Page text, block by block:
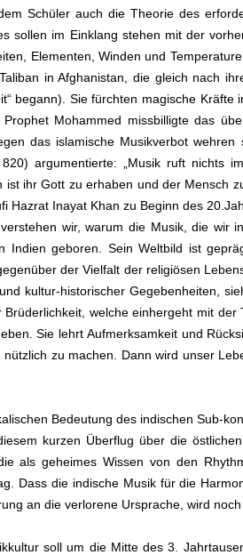
Schüler auch die Theorie des
sollen im Einklang stehen mit der
Elementen, Winden und
in Afghanistan, die gleich nach
begann). Sie fürchten magische
Mohammed missbilligte das
das islamische Musikverbot
argumentierte: „Musik ruft nichts
ihr Gott zu erhaben und der Mensch
Inayat Khan zu Beginn des
wir, warum die Musik, die wir
geboren. Sein Weltbild ist
der Vielfalt der religiösen
kultur-historischer Gegebenheiten,
welche einhergeht mit
Sie lehrt Aufmerksamkeit und
zu machen. Dann wird unser
Bedeutung des indischen Sub-
kurzen Überflug über die
als geheimes Wissen von den
Dass die indische Musik für die
an die verlorene Ursprache, wird
soll um die Mitte des 3.